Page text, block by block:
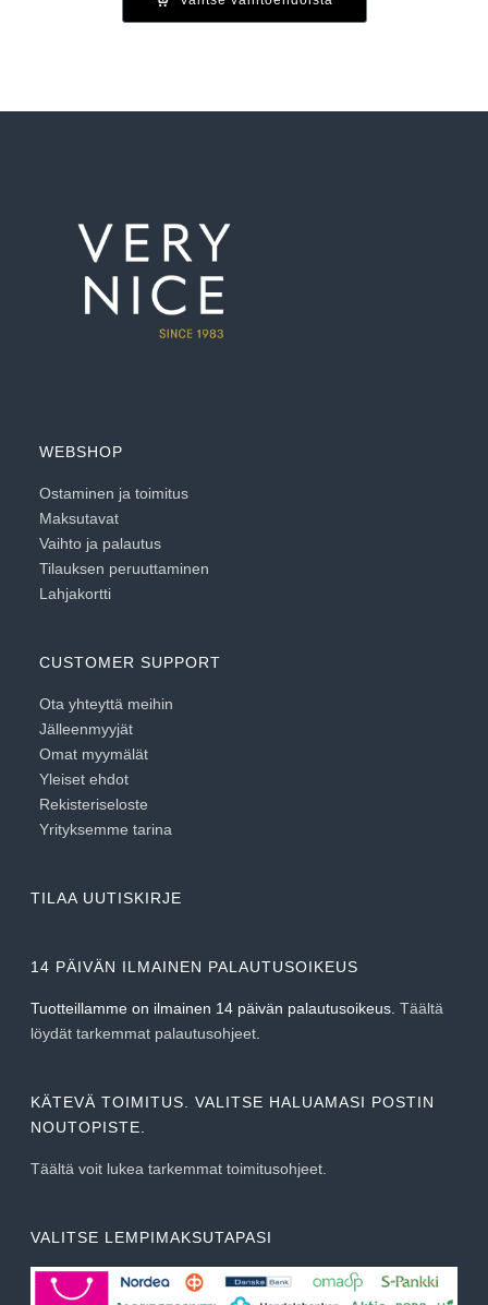
WEBSHOP
Ostaminen ja toimitus
Maksutavat
Vaihto ja palautus
Tilauksen peruuttaminen
Lahjakortti
CUSTOMER SUPPORT
Ota yhteyttä meihin
Jälleenmyyjät
Omat myymälät
Yleiset ehdot
Rekisteriseloste
Yrityksemme tarina
TILAA UUTISKIRJE
14 PÄIVÄN ILMAINEN PALAUTUSOIKEUS
Tuotteillamme on ilmainen 14 päivän palautusoikeus.Täältä
löydät tarkemmat palautusohjeet
KÄTEVÄ TOIMITUS. VALITSE HALUAMASI POSTIN
NOUTOPISTE.
Täältä voit lukea tarkemmat toimitusohjeet.
VALITSE LEMPIMAKSUTAPASI